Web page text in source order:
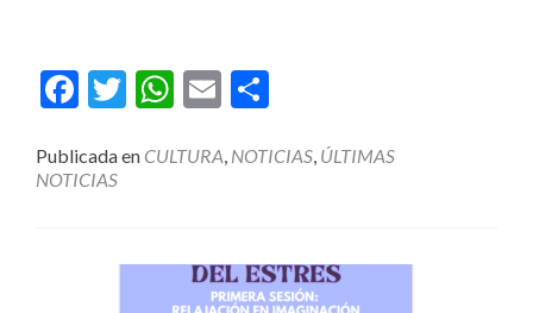
Facebook
Twitter WhatsApp
Email
Publicada en CULTURA, NOTICIAS, ÚLTIMAS
NOTICIAS